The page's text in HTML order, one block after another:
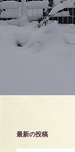
最新の投稿